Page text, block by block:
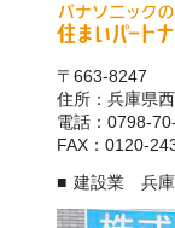
〒663-8247
住所：兵庫県
電話：0798-
FAX：0120-
建設業 兵庫